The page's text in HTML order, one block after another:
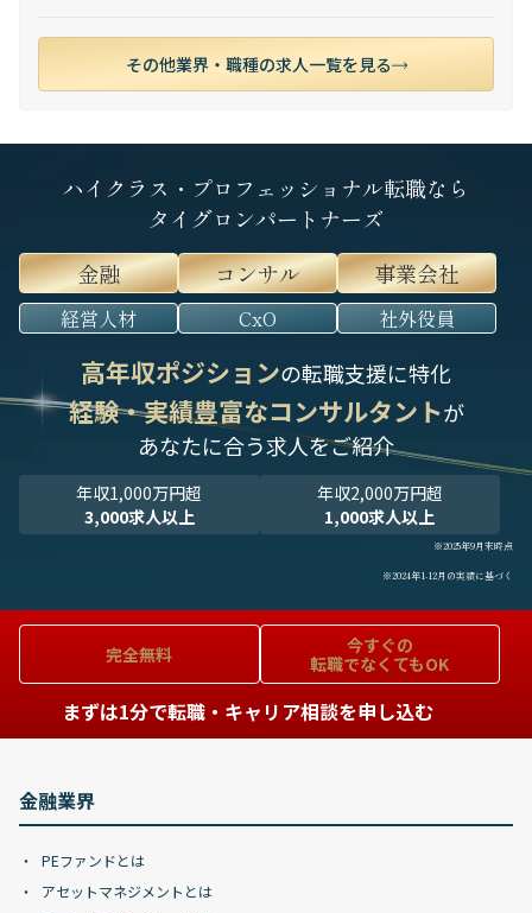
その他業界・職種の求人一覧を見る
ハイクラス・プロフェッショナル転職なら
タイグロンパートナーズ
金融
コンサル 事業会社
経営人材 CxO 社外役員
高年収ポジションの転職支援に特化
経験・実績豊富なコンサルタントが
あなたに合う求人をご紹介
年収1,000万円超
3,000求人以上
年収2,000万円超
1,000求人以上
※2025年9月末時点
※2024年1-12月の実績に基づく
完全無料
今すぐの
転職でなくてもOK
まずは1分で転職・キャリア相談を申し込む
金融業界
PEファンドとは
アセットマネジメントとは